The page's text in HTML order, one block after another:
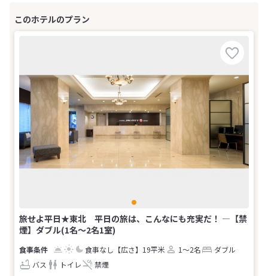
旅せよ平日★東北 平日の旅は、こんなにも充実だ！ ―【禁
煙】ダブル(1名～2名1室)
食事なし 【広さ】19平米 1～2名
ダブル
バス
トイレ 禁煙